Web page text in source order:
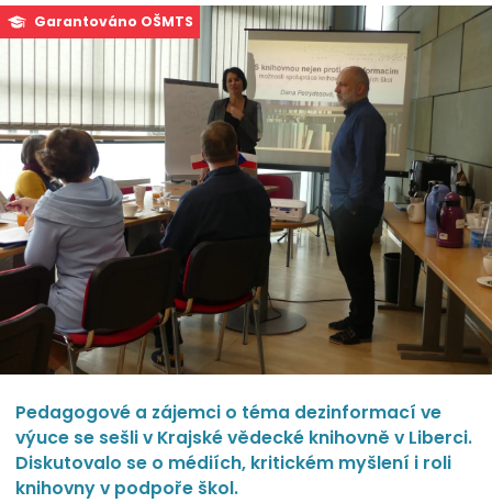
Garantováno OŠMTS
Pedagogové a zájemci o téma dezinformací ve
výuce se sešli v Krajské vědecké knihovně v Liberci.
Diskutovalo se o médiích, kritickém myšlení i roli
knihovny v podpoře škol.